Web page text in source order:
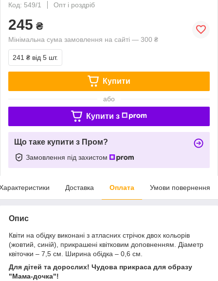
Код: 549/1
Опт і роздріб
245 ₴
Мінімальна сума замовлення на сайті — 300 ₴
241 ₴ від 5 шт.
Купити
або
Купити з
Що таке купити з Пром?
Замовлення під захистом
Доставка Оплата Умови повернення
Опис
Квіти на обідку виконані з атласних стрічок двох кольорів
(жовтий, синій), прикрашені квітковим доповненням. Діаметр
квіточки – 7,5 см. Ширина обідка – 0,6 см.
Для дітей та дорослих! Чудова прикраса для образу
"Мама-дочка"!